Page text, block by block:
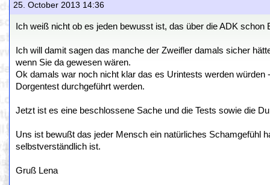
25. October 2013 14:36
Ich weiß nicht ob es jeden bewusst ist, das über die ADK
Ich will damit sagen das manche der Zweifler damals sicher
wenn Sie da gewesen wären.
Ok damals war noch nicht klar das es Urintests werden
Dorgentest durchgeführt werden.
Jetzt ist es eine beschlossene Sache und die Tests sowie die
Uns ist bewußt das jeder Mensch ein natürliches Schamgefühl
selbstverständlich ist.
Gruß Lena